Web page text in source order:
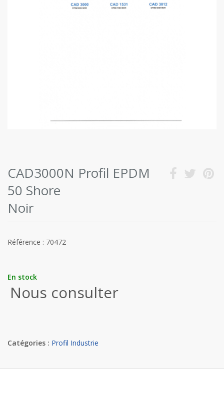
CAD3000N Profil EPDM
50 Shore
Noir
Référence : 70472
En stock
Nous consulter
Catégories : Profil Industrie